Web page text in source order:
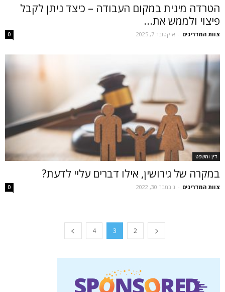
הטרדה מינית במקום העבודה – כיצד ניתן לקבל
פיצוי ולממש את...
צוות המדריכים - אוקטובר 7, 2025 0
דין ומשפט
במקרה של גירושין, אילו דברים עליי לדעת?
צוות המדריכים - נובמבר 30, 2022 0
2
3
4